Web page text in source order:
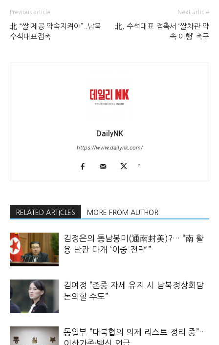
Previous article
北 “쌀 제공 약속지켜야”..남북
수석대표접촉
Next article
北, 수석대표 접촉서 ‘쌀차관 약
속 이행’ 촉구
DailyNK
https://www.dailynk.com/
RELATED ARTICLES MORE FROM AUTHOR
김정은의 통남봉미(通南封美)?… “南 활
용 난관 타개 ‘이중 전략'”
김여정 “존중 자세 유지 시 남북정상회담
논의할 수도”
통일부 “대북협의 의제 리스트 정리 중”…
이산가족·백신 언급